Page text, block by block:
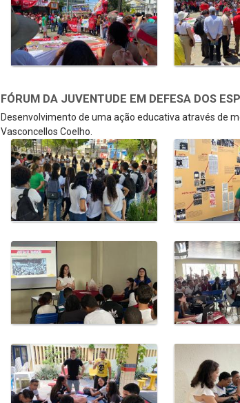
FÓRUM DA JUVENTUDE EM DEFESA DOS
Desenvolvimento de uma ação educativa através de
Vasconcellos Coelho.
Galeria de Mídias